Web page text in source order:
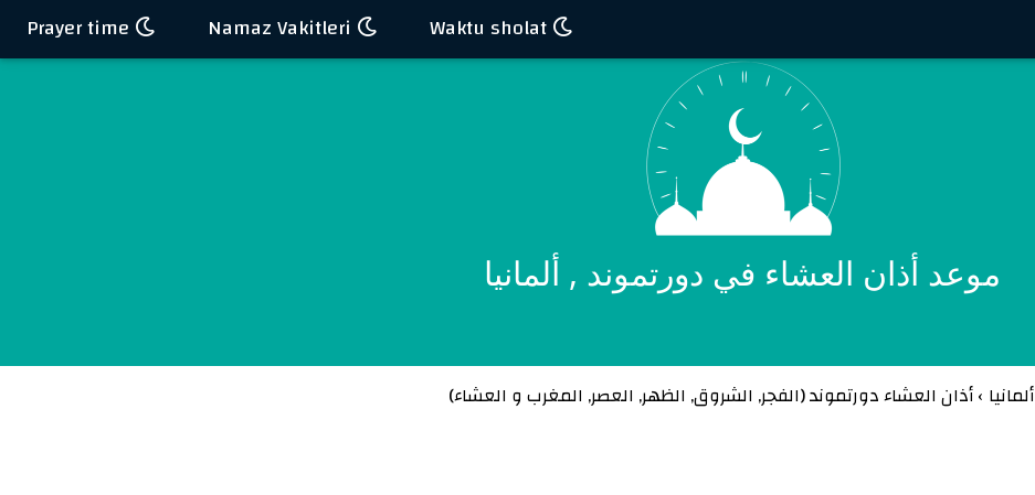
موعد أذان العشاء في دورتموند , ألمانيا
ألمانيا ›أذان العشاء دورتموند (الفجر, الشروق, الظهر, العصر, المغرب و العشاء)